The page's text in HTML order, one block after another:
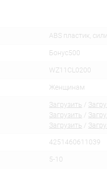
ABS пластик,
Бонус500
WZ11CL0200
Женщинам
Загрузить /
Загрузить /
Загрузить /
4251460611039
5-10